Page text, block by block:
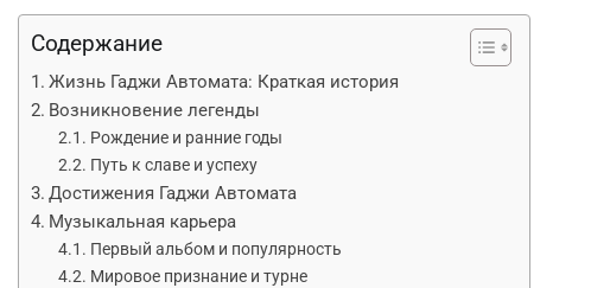
Содержание
Жизнь Гаджи Автомата: Краткая история
Возникновение легенды
Рождение и ранние годы
Путь к славе и успеху
Достижения Гаджи Автомата
Музыкальная карьера
Первый альбом и популярность
Мировое признание и турне